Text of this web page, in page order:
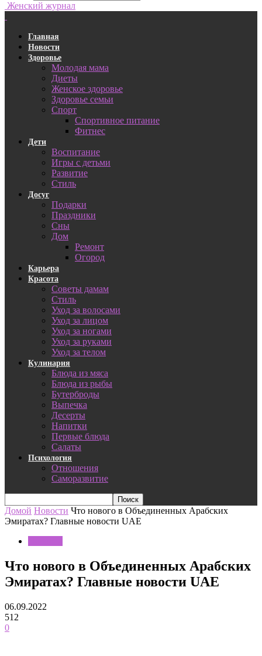
Женский журнал
Главная
Новости
Здоровье
Молодая мама
Диеты
Женское здоровье
Здоровье семьи
Спорт
Спортивное питание
Фитнес
Дети
Воспитание
Игры с детьми
Развитие
Стиль
Досуг
Подарки
Праздники
Сны
Дом
Ремонт
Огород
Карьера
Красота
Советы дамам
Стиль
Уход за волосами
Уход за лицом
Уход за ногами
Уход за руками
Уход за телом
Кулинария
Блюда из мяса
Блюда из рыбы
Бутерброды
Выпечка
Десерты
Напитки
Первые блюда
Салаты
Психология
Отношения
Саморазвитие
Домой Новости Что нового в Объединенных Арабских
Эмиратах? Главные новости UAE
Что нового в Объединенных Арабских
Эмиратах? Главные новости UAE
06.09.2022
512
0